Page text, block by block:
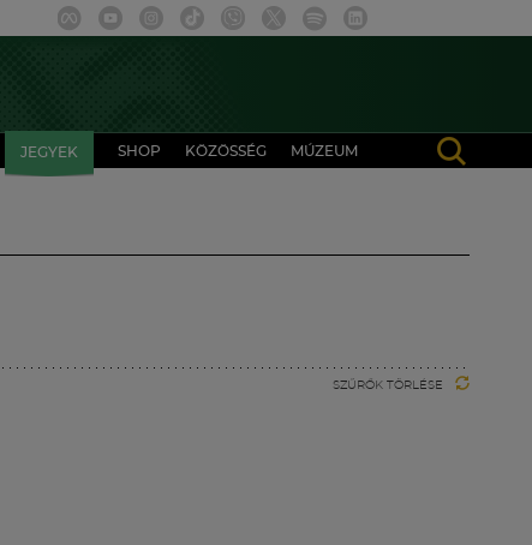
JEGYEK SHOP KÖZÖSSÉG MÚZEUM
SZŰRŐK TÖRLÉSE